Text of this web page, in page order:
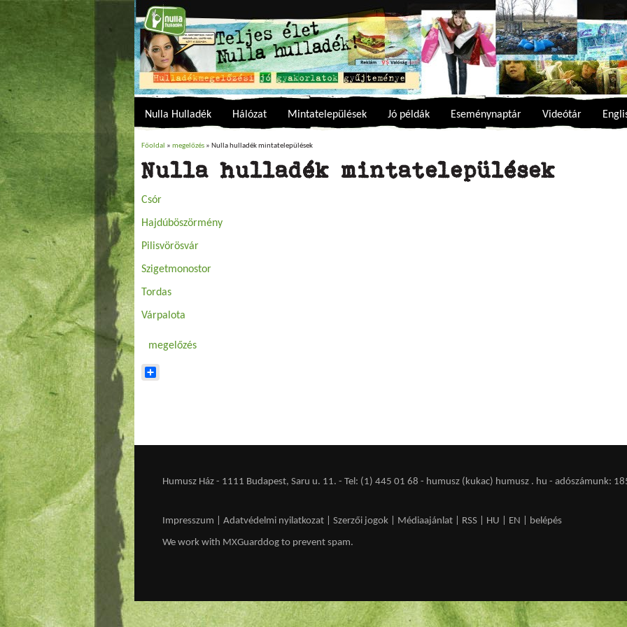
Nulla Hulladék Hálózat Mintatelepülések Jó példák Eseménynaptár Videótár
Jelenlegi hely
Főoldal » megelőzés » Nulla hulladék mintatelepülések
Nulla hulladék mintatelepülések
Csór
Hajdúböszörmény
Pilisvörösvár
Szigetmonostor
Tordas
Várpalota
megelőzés
Humusz Ház - 1111 Budapest, Saru u. 11. - Tel: (1) 445 01 68 - humusz (kukac) humusz . hu - adószámunk:
Impresszum Adatvédelmi nyilatkozat Szerzői jogok Médiaajánlat RSS HU EN belépés
We work with MXGuarddog to prevent spam.